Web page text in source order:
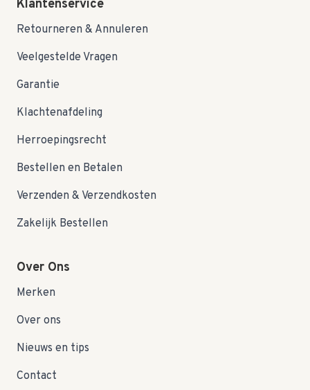
Klantenservice
Retourneren & Annuleren
Veelgestelde Vragen
Garantie
Klachtenafdeling
Herroepingsrecht
Bestellen en Betalen
Verzenden & Verzendkosten
Zakelijk Bestellen
Over Ons
Merken
Over ons
Nieuws en tips
Contact